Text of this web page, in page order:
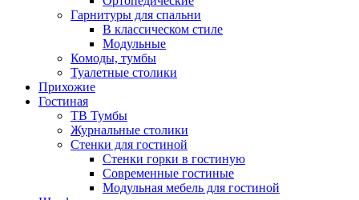
Гарнитуры для спальни
В классическом стиле
Модульные
Комоды, тумбы
Туалетные столики
Прихожие
Гостиная
ТВ Тумбы
Журнальные столики
Стенки для гостиной
Стенки горки в гостиную
Современные гостиные
Модульная мебель для гостиной